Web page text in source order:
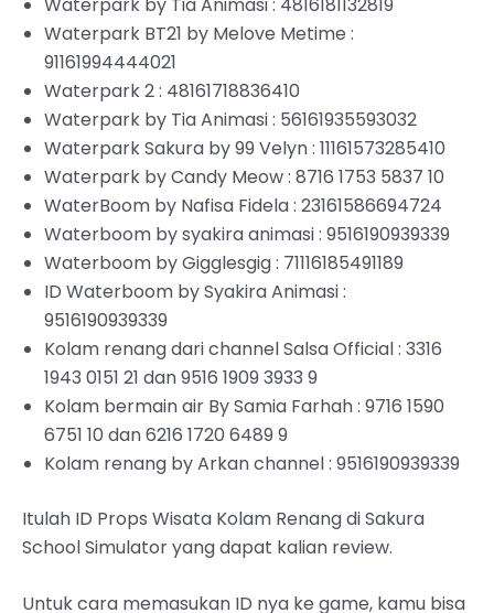
Waterpark BT21 by Melove Metime :
91161994444021
Waterpark 2 : 48161718836410
Waterpark by Tia Animasi : 56161935593032
Waterpark Sakura by 99 Velyn : 11161573285410
Waterpark by Candy Meow : 8716 1753 5837 10
WaterBoom by Nafisa Fidela : 23161586694724
Waterboom by syakira animasi : 9516190939339
Waterboom by Gigglesgig : 71116185491189
ID Waterboom by Syakira Animasi :
9516190939339
Kolam renang dari channel Salsa Official : 3316
1943 0151 21 dan 9516 1909 3933 9
Kolam bermain air By Samia Farhah : 9716 1590
6751 10 dan 6216 1720 6489 9
Kolam renang by Arkan channel : 9516190939339
Itulah ID Props Wisata Kolam Renang di Sakura
School Simulator yang dapat kalian review.
Untuk cara memasukan ID nya ke game, kamu bisa